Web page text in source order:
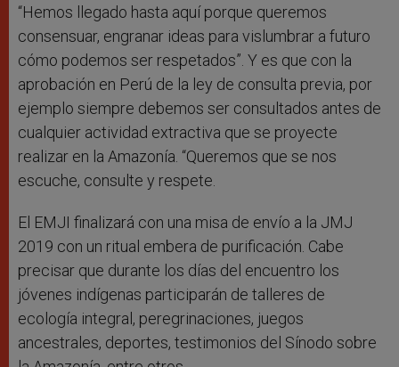
“Hemos llegado hasta aquí porque queremos
consensuar, engranar ideas para vislumbrar a futuro
cómo podemos ser respetados”. Y es que con la
aprobación en Perú de la ley de consulta previa, por
ejemplo siempre debemos ser consultados antes de
cualquier actividad extractiva que se proyecte
realizar en la Amazonía. “Queremos que se nos
escuche, consulte y respete.
El EMJI finalizará con una misa de envío a la JMJ
2019 con un ritual embera de purificación. Cabe
precisar que durante los días del encuentro los
jóvenes indígenas participarán de talleres de
ecología integral, peregrinaciones, juegos
ancestrales, deportes, testimonios del Sínodo sobre